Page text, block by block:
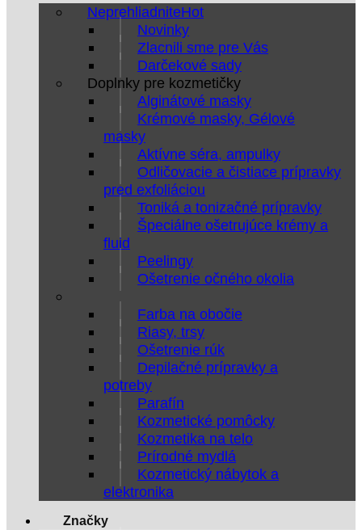
Neprehliadnite
Novinky
Zlacnili sme pre Vás
Darčekové sady
Doplnky pre kozmetičky
Alginátové masky
Krémové masky, Gélové
masky
Aktívne séra, ampulky
Odličovacie a čistiace prípravky
pred exfoliáciou
Toniká a tonizačné prípravky
Špeciálne ošetrujúce krémy a
fluid
Peelingy
Ošetrenie očného okolia
Farba na obočie
Riasy, trsy
Ošetrenie rúk
Depilačné prípravky a
potreby
Parafín
Kozmetické pomôcky
Kozmetika na telo
Prírodné mydlá
Kozmetický nábytok a
elektronika
Značky